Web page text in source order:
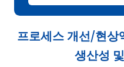
프로세스 개선/현
생산성